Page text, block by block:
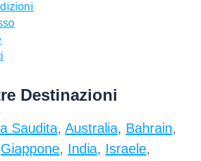
Destinazioni
Saudita, Australia, Bahrain,
Giappone, India, Israele,